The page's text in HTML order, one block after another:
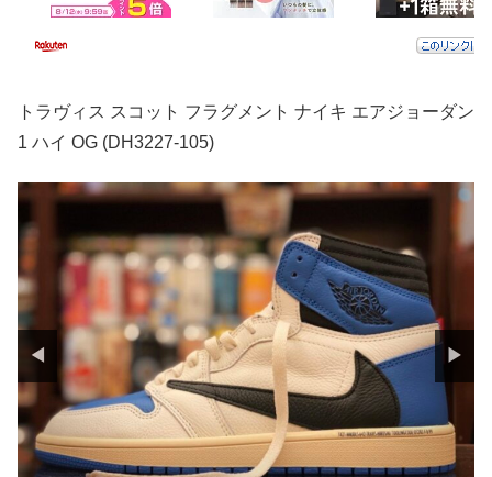
トラヴィス スコット フラグメント ナイキ エアジョーダン
1 ハイ OG (DH3227-105)
◀ ▶